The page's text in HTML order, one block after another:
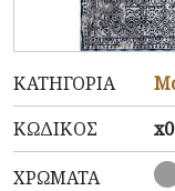
ΚΑΤΗΓΟΡΊΑ
ΚΩΔΙΚΌΣ
ΧΡΏΜΑΤΑ